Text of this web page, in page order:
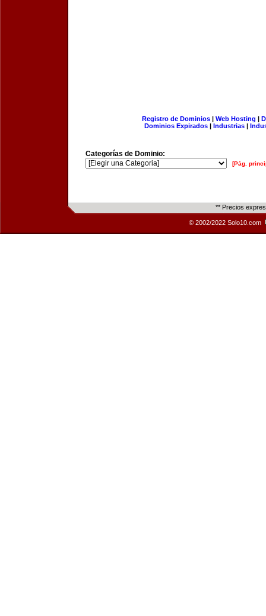
Registro de Dominios| Web Hosting |
Dominios Expirados | Industrias |
Categorías de Dominio:
[Pág.
** Precios
© 2002/2022 Solo10.com